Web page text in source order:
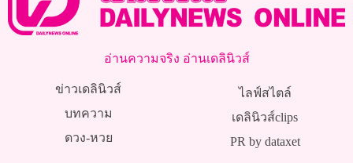
อ่านความจริง อ่านเดลินิวส์
ข่าวเดลินิวส์
บทความ
ดวง-หวย
ไลฟ์สไตล์
เดลินิวส์clips
PR by dataxet